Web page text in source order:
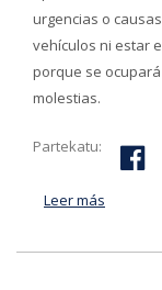
urgencias o
vehículos ni estar
porque se
molestias.
Partekatu:
Leer más